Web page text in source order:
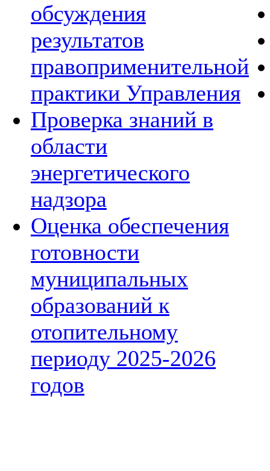
обсуждения
результатов
правоприменительной
практики Управления
Проверка знаний в
области
энергетического
надзора
Оценка обеспечения
готовности
муниципальных
образований к
отопительному
периоду 2025-2026
годов